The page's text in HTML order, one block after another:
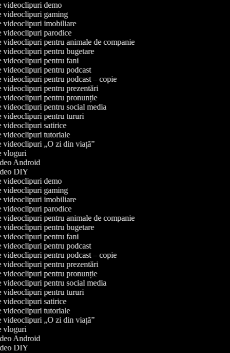
videoclipuri demo
videoclipuri gaming
videoclipuri imobiliare
videoclipuri parodice
videoclipuri pentru animale de companie
videoclipuri pentru bugetare
videoclipuri pentru fani
videoclipuri pentru podcast
videoclipuri pentru podcast – copie
videoclipuri pentru prezentări
videoclipuri pentru pronunție
videoclipuri pentru social media
videoclipuri pentru tururi
videoclipuri satirice
videoclipuri tutoriale
videoclipuri „O zi din viață”
vloguri
Android
DIY
videoclipuri demo
videoclipuri gaming
videoclipuri imobiliare
videoclipuri parodice
videoclipuri pentru animale de companie
videoclipuri pentru bugetare
videoclipuri pentru fani
videoclipuri pentru podcast
videoclipuri pentru podcast – copie
videoclipuri pentru prezentări
videoclipuri pentru pronunție
videoclipuri pentru social media
videoclipuri pentru tururi
videoclipuri satirice
videoclipuri tutoriale
videoclipuri „O zi din viață”
vloguri
Android
DIY